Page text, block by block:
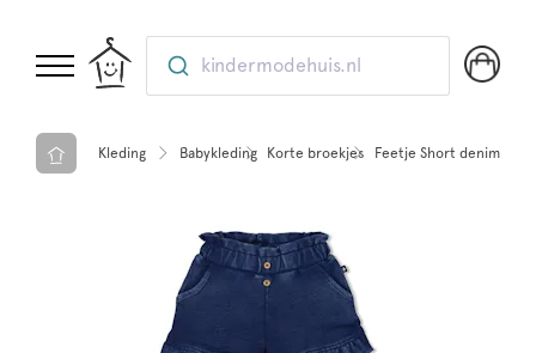
kindermodehuis.nl
Kleding Babykleding Korte broekjes Feetje Short denim